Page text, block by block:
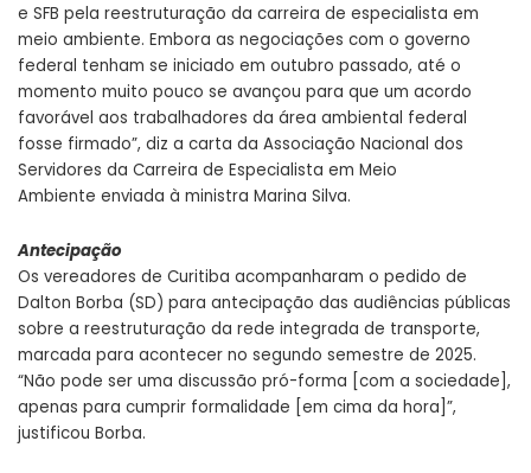
e SFB pela reestruturação da carreira de especialista em
meio ambiente. Embora as negociações com o governo
federal tenham se iniciado em outubro passado, até o
momento muito pouco se avançou para que um acordo
favorável aos trabalhadores da área ambiental federal
fosse firmado”, diz a carta da Associação Nacional dos
Servidores da Carreira de Especialista em Meio
Ambiente enviada à ministra Marina Silva.
Antecipação
Os vereadores de Curitiba acompanharam o pedido de
Dalton Borba (SD) para antecipação das audiências públicas
sobre a reestruturação da rede integrada de transporte,
marcada para acontecer no segundo semestre de 2025.
“Não pode ser uma discussão pró-forma [com a sociedade],
apenas para cumprir formalidade [em cima da hora]”,
justificou Borba.